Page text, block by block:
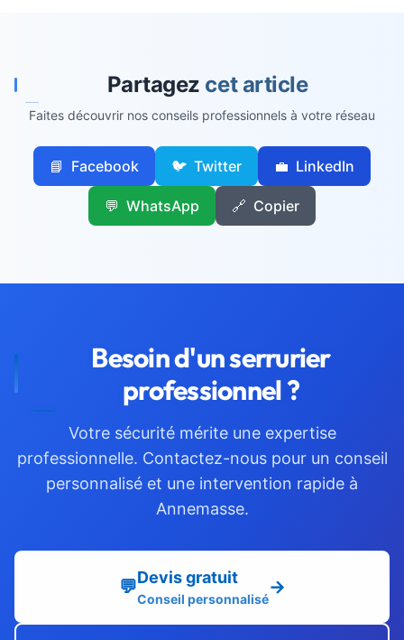
Partagez cet article
Faites découvrir nos conseils professionnels à votre réseau
📘 Facebook 🐦 Twitter 💼 LinkedIn
💬 WhatsApp 🔗 Copier
Besoin d'unserrurier
professionnel ?
Votre sécurité mérite une expertise
professionnelle. Contactez-nous pour un conseil
personnalisé et une intervention rapide à
Annemasse.
💬Devis gratuit
Conseil personnalisé
→